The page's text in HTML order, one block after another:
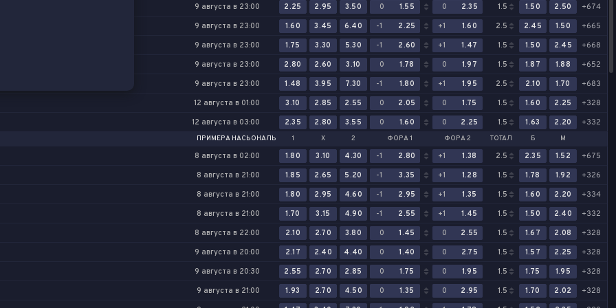
9 августа в 23:00 2.25 2.95 3.50 0 1.55 0 2.35 1.5 1.50 2.50
+674
9 августа в 23:00 1.60 3.45 6.40 -1 2.25 +1 1.60 2.5 2.45 1.50
+665
9 августа в 23:00 1.75 3.30 5.30 -1 2.60 +1 1.47 1.5 1.50 2.45
+668
9 августа в 23:00 2.80 2.60 3.10 0 1.78 0 1.97 1.5 1.87 1.88
+652
9 августа в 23:00 1.48 3.95 7.30 -1 1.80 +1 1.95 2.5 2.10 1.70
+683
12 августа в 01:00 3.10 2.85 2.55 0 2.05 0 1.75 1.5 1.60 2.25
+328
12 августа в 03:00 2.35 2.80 3.55 0 1.60 0 2.25 1.5 1.63 2.20 +332
ПРИМЕРА НАСЬОНАЛЬ 1 Х 2 ФОРА 1 ФОРА 2 ТОТАЛ Б М
8 августа в 02:00 1.80 3.10 4.30 -1 2.80 +1 1.38 2.5 2.35 1.52
+675
8 августа в 21:00 1.85 2.65 5.20 -1 3.35 +1 1.28 1.5 1.78 1.92
+326
8 августа в 21:00 1.80 2.95 4.60 -1 2.95 +1 1.35 1.5 1.60 2.20
+334
8 августа в 21:00 1.70 3.15 4.90 -1 2.55 +1 1.45 1.5 1.50 2.40
+332
8 августа в 22:00 2.10 2.70 3.80 0 1.45 0 2.55 1.5 1.67 2.08
+328
9 августа в 20:00 2.17 2.40 4.40 0 1.40 0 2.75 1.5 1.57 2.25
+328
9 августа в 20:30 2.55 2.70 2.85 0 1.75 0 1.95 1.5 1.75 1.95
+328
9 августа в 21:00 1.93 2.70 4.50 0 1.35 0 2.95 1.5 1.70 2.02
+328
Республика